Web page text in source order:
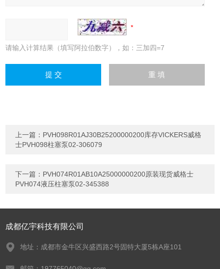
请输入计算结果（填写阿拉伯数字），如：三加四=7
上一篇： PVH098R01AJ30B25200000200库存VICKERS威格
士PVH098柱塞泵02-306079
下一篇： PVH074R01AB10A25000000200原装现货威格士
PVH074液压柱塞泵02-345388
成都亿宇科技有限公司
地址：成都市金牛区兴盛西路2号固特大厦5栋A座101